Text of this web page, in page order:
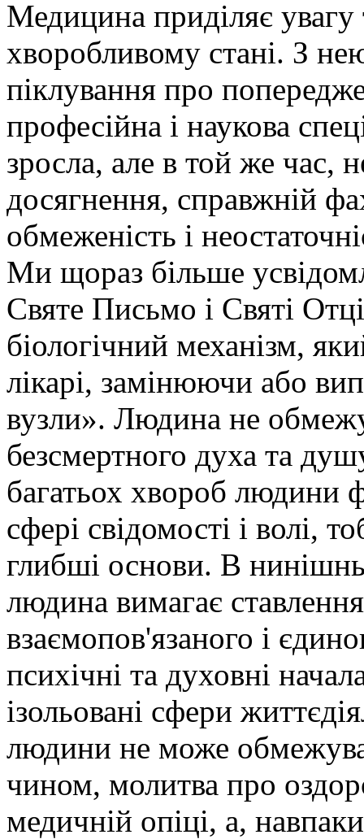
Медицина приділяє
хворобливому стані. З
піклування про
професійна і наукова
зросла, але в той же час,
досягнення, справжній
обмеженість і
Ми щораз більше
Святе Письмо і Святі
біологічний механізм,
лікарі, замінюючи або
вузли». Людина не
безсмертного духа та
багатьох хвороб людини
сфері свідомості і волі,
глибші основи. В
людина вимагає
взаємопов'язаного і
психічні та духовні
ізольовані сфери
людини не може
чином, молитва про
медичній опіці, а,